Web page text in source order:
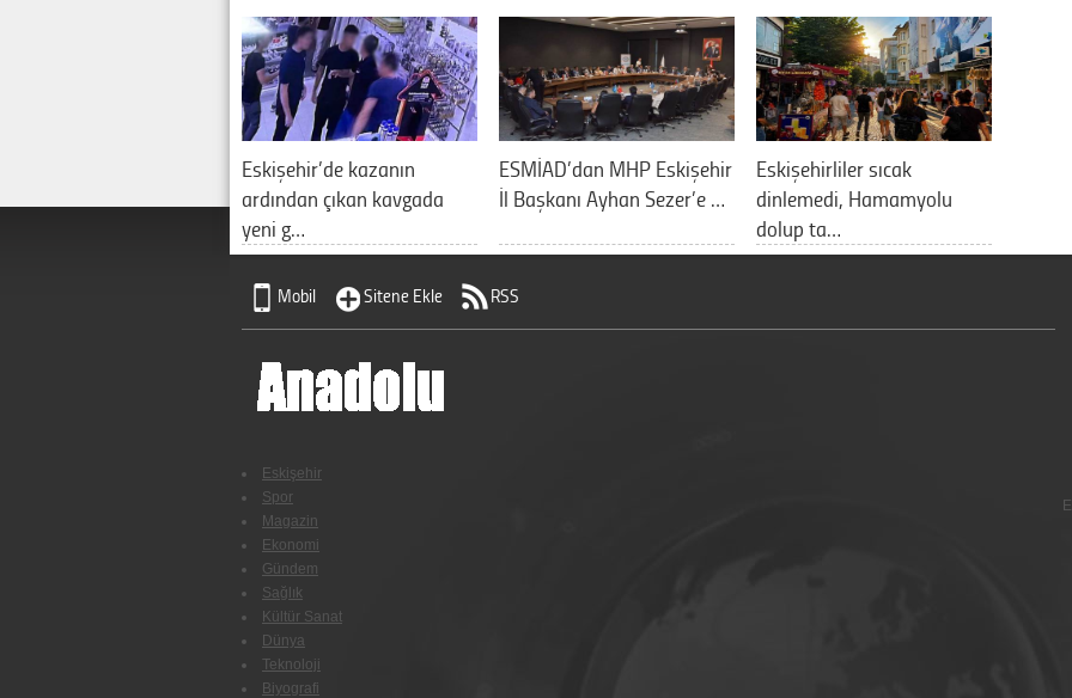
Eskişehir’de kazanın
ardından çıkan kavgada
yeni g…
ESMİAD’dan MHP Eskişehir
İl Başkanı Ayhan Sezer’e …
Eskişehirliler sıcak
dinlemedi, Hamamyolu
dolup ta…
Mobil Sitene Ekle RSS
Eskişehir
Spor
Magazin
Ekonomi
Gündem
Sağlık
Kültür Sanat
Dünya
Teknoloji
Biyografi